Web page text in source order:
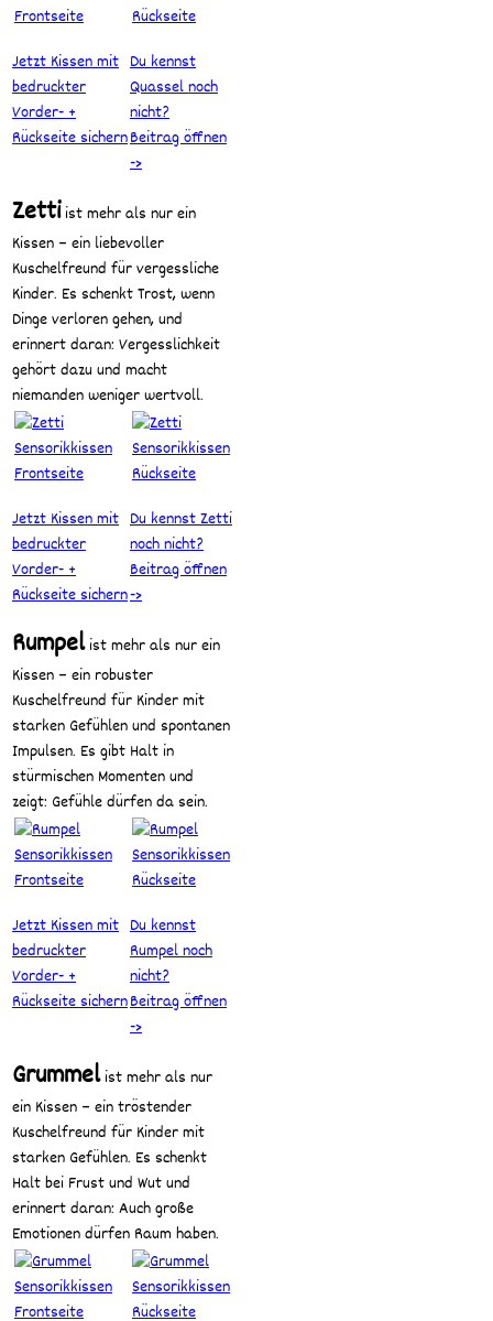
Jetzt Kissen mit
bedruckter
Vorder- +
Rückseite sichern
Du kennst
Quassel noch
nicht?
Beitrag öffnen
->
Zettiist mehr als nur ein
Kissen – ein liebevoller
Kuschelfreund für vergessliche
Kinder. Es schenkt Trost, wenn
Dinge verloren gehen, und
erinnert daran: Vergesslichkeit
gehört dazu und macht
niemanden weniger wertvoll.
Jetzt Kissen mit
bedruckter
Vorder- +
Rückseite sichern
Du kennst Zetti
noch nicht?
Beitrag öffnen
->
Rumpelist mehr als nur ein
Kissen – ein robuster
Kuschelfreund für Kinder mit
starken Gefühlen und spontanen
Impulsen. Es gibt Halt in
stürmischen Momenten und
zeigt: Gefühle dürfen da sein.
Jetzt Kissen mit
bedruckter
Vorder- +
Rückseite sichern
Du kennst
Rumpel noch
nicht?
Beitrag öffnen
->
Grummelist mehr als nur
ein Kissen – ein tröstender
Kuschelfreund für Kinder mit
starken Gefühlen. Es schenkt
Halt bei Frust und Wut und
erinnert daran: Auch große
Emotionen dürfen Raum haben.